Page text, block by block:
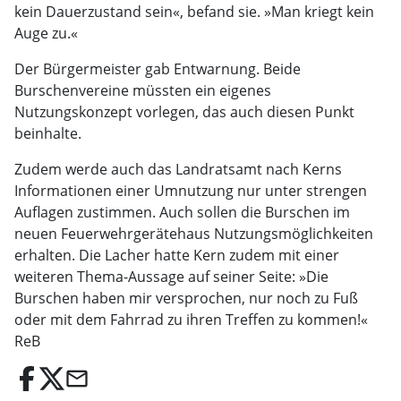
kein Dauerzustand sein«, befand sie. »Man kriegt kein
Auge zu.«
Der Bürgermeister gab Entwarnung. Beide
Burschenvereine müssten ein eigenes
Nutzungskonzept vorlegen, das auch diesen Punkt
beinhalte.
Zudem werde auch das Landratsamt nach Kerns
Informationen einer Umnutzung nur unter strengen
Auflagen zustimmen. Auch sollen die Burschen im
neuen Feuerwehrgerätehaus Nutzungsmöglichkeiten
erhalten. Die Lacher hatte Kern zudem mit einer
weiteren Thema-Aussage auf seiner Seite: »Die
Burschen haben mir versprochen, nur noch zu Fuß
oder mit dem Fahrrad zu ihren Treffen zu kommen!«
ReB
email